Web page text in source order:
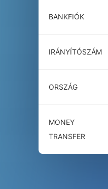
BANKFIÓK
IRÁNYÍTÓSZÁM
ORSZÁG
MONEY
TRANSFER